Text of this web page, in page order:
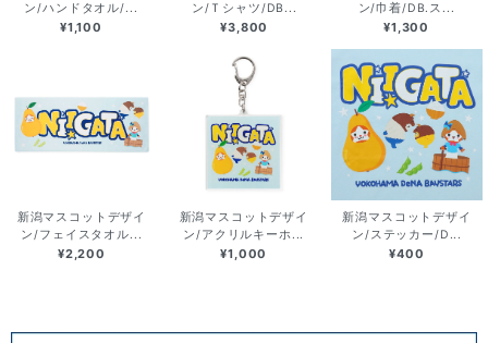
ン/ハンドタオル/...
¥1,100
ン/Ｔシャツ/DB...
¥3,800
ン/巾着/DB.ス...
¥1,300
新潟マスコットデザイ
ン/フェイスタオル...
¥2,200
新潟マスコットデザイ
ン/アクリルキーホ...
¥1,000
新潟マスコットデザイ
ン/ステッカー/D...
¥400